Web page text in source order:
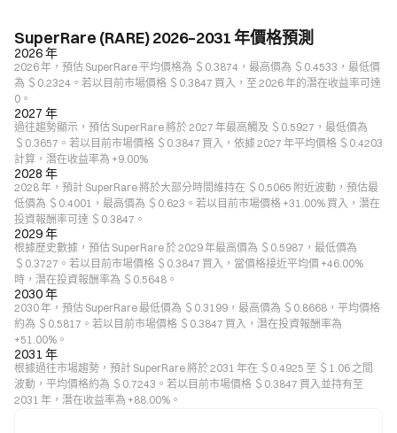
SuperRare (RARE) 2026–2031 年價格預測
2026 年
2026 年，預估 SuperRare 平均價格為 ＄0.3874，最高價為 ＄0.4533，最低價
為 ＄0.2324。若以目前市場價格 ＄0.3847 買入，至 2026 年的潛在收益率可達
0。
2027 年
過往趨勢顯示，預估 SuperRare 將於 2027 年最高觸及 ＄0.5927，最低價為
＄0.3657。若以目前市場價格 ＄0.3847 買入，依據 2027 年平均價格 ＄0.4203
計算，潛在收益率為 +9.00%
2028 年
2028 年，預計 SuperRare 將於大部分時間維持在 ＄0.5065 附近波動，預估最
低價為 ＄0.4001，最高價為 ＄0.623。若以目前市場價格 +31.00% 買入，潛在
投資報酬率可達 ＄0.3847。
2029 年
根據歷史數據，預估 SuperRare 於 2029 年最高價為 ＄0.5987，最低價為
＄0.3727。若以目前市場價格 ＄0.3847 買入，當價格接近平均價 +46.00%
時，潛在投資報酬率為 ＄0.5648。
2030 年
2030 年，預估 SuperRare 最低價為 ＄0.3199，最高價為 ＄0.8668，平均價格
約為 ＄0.5817。若以目前市場價格 ＄0.3847 買入，潛在投資報酬率為
+51.00%。
2031 年
根據過往市場趨勢，預計 SuperRare 將於 2031 年在 ＄0.4925 至 ＄1.06 之間
波動，平均價格約為 ＄0.7243。若以目前市場價格 ＄0.3847 買入並持有至
2031 年，潛在收益率為 +88.00%。